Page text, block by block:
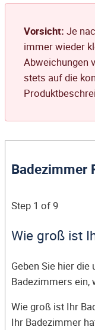
Vorsicht: Je
immer wieder
Abweichungen
stets auf die
Badezimmer
Step 1 of 9
Wie groß ist
Geben Sie hier
Badezimmers ein,
Wie groß ist Ihr
Ihr Badezimmer